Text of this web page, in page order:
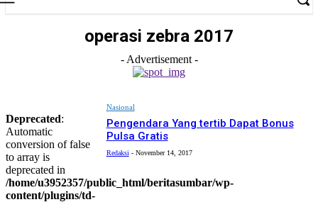
operasi zebra 2017
- Advertisement -
Deprecated:
Automatic
conversion of false
to array is
deprecated in
/home/u3952357/public_html/beritasumbar/wp-
content/plugins/td-
Nasional
Pengendara Yang tertib Dapat Bonus
Pulsa Gratis
Redaksi - November 14, 2017